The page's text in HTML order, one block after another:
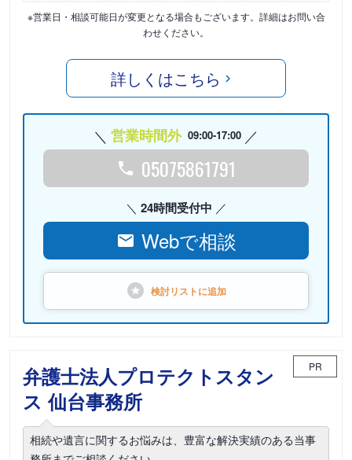
※営業日・相談可能日が変更となる場合もございます。詳細はお問い合
わせください。
詳しくはこちら
営業時間外 09:00-17:00
05075861791
24時間受付中
Webで相談
検討リストに追加
弁護士法人プロテクトスタン
ス 仙台事務所
PR
相続や遺言に関するお悩みは、豊富な解決実績のある当事